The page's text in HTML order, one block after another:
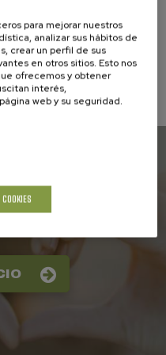
acuerdo de colaboración,
que presenten la tarjeta
en la cuota de socio de
UCE
en la defensa
para mejorar nuestros
analizar sus hábitos de
crear un perfil de sus
en otros sitios. Esto nos
ofrecemos y obtener
interés,
web y su seguridad.